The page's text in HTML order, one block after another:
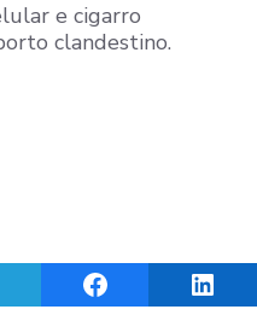
e cigarro
clandestino.
Share on TelegramShare on Facebook